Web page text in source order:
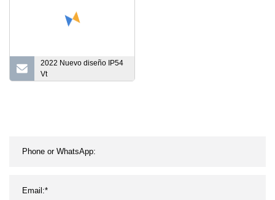
2022 Nuevo diseño IP54
Vt